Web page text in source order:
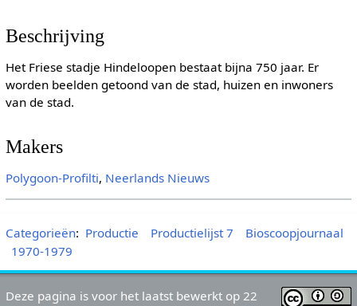
Beschrijving
Het Friese stadje Hindeloopen bestaat bijna 750 jaar. Er
worden beelden getoond van de stad, huizen en inwoners
van de stad.
Makers
Polygoon-Profilti, Neerlands Nieuws
Categorieën: Productie Productielijst 7
Bioscoopjournaal
1970-1979
Deze pagina is voor het laatst bewerkt op 22